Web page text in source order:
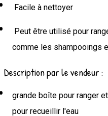
Facile à nettoyer
Peut être utilisé pour
comme les shampooings
Description par le vendeur :
grande boîte pour ranger
pour recueillir l'eau